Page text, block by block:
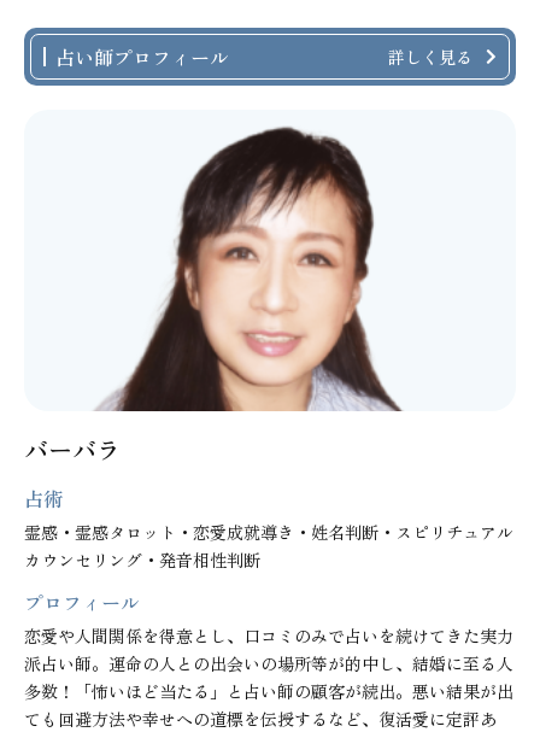
占い師プロフィール 詳しく見る
バーバラ
占術
霊感・霊感タロット・恋愛成就導き・姓名判断・スピリチュアル
カウンセリング・発音相性判断
プロフィール
恋愛や人間関係を得意とし、口コミのみで占いを続けてきた実力
派占い師。運命の人との出会いの場所等が的中し、結婚に至る人
多数！「怖いほど当たる」と占い師の顧客が続出。悪い結果が出
ても回避方法や幸せへの道標を伝授するなど、復活愛に定評あ